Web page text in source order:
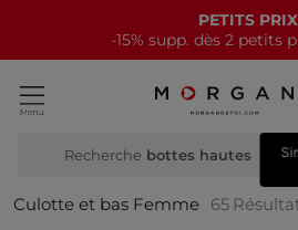
NOUVELLE
15€ offerts tous
Recherche
Culotte et bas Femme 65